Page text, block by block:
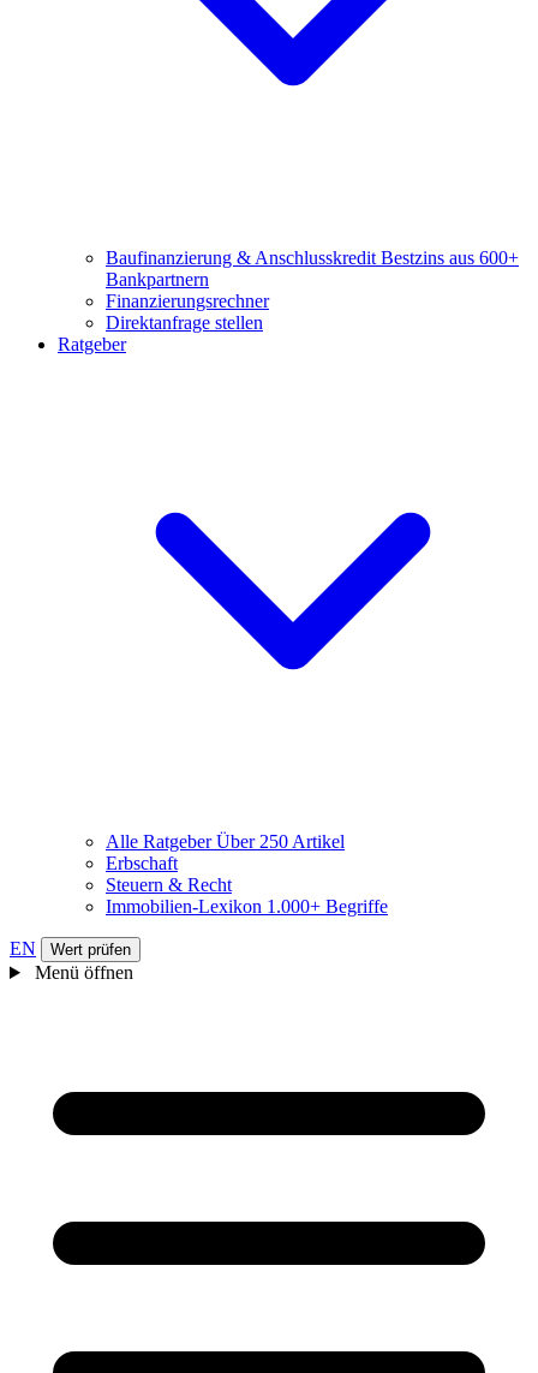
Baufinanzierung & Anschlusskredit Bestzins aus 600+
Bankpartnern
Finanzierungsrechner
Direktanfrage stellen
Ratgeber
Alle RatgeberÜber 250 Artikel
Erbschaft
Steuern & Recht
Immobilien-Lexikon 1.000+ Begriffe
EN Wert prüfen
Menü öffnen